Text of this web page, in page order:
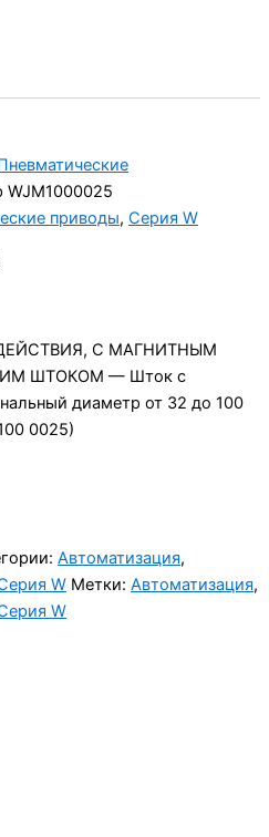
WJM1000025
приводы, Серия W
С МАГНИТНЫМ
ШТОКОМ — Шток с
диаметр от 32 до 100
0025)
Автоматизация,
W Метки: Автоматизация,
W